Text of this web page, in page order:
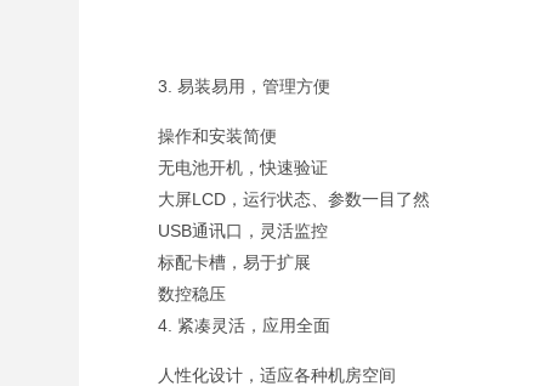
3. 易装易用，管理方便
操作和安装简便
无电池开机，快速验证
大屏LCD，运行状态、参数一目了然
USB通讯口，灵活监控
标配卡槽，易于扩展
数控稳压
4. 紧凑灵活，应用全面
人性化设计，适应各种机房空间